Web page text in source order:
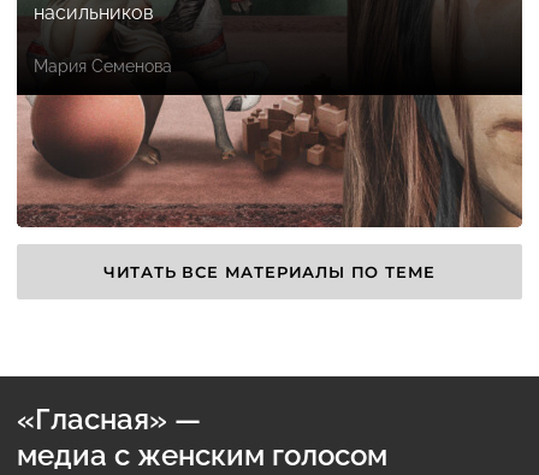
насильников
Мария Семенова
ЧИТАТЬ ВСЕ МАТЕРИАЛЫ ПО ТЕМЕ
«Гласная» —
медиа с женским голосом